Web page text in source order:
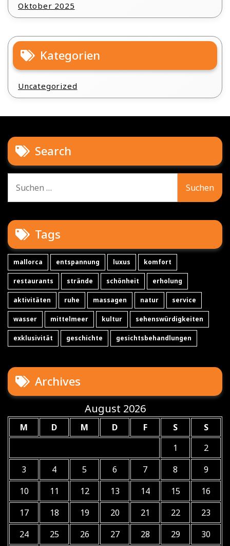
Oktober 2025
Kategorien
Uncategorized
Search
nach:
Tags
mallorca entspannung luxus komfort
restaurants strände schönheit erholung
aktivitäten ruhe massagen natur service
wasser mittelmeer kultur sehenswürdigkeiten
exklusivität geschichte gesichtsbehandlungen
Archives
August 2026
M D M D F S
S
1
2
3
4 5 6 7 8
9
10
11 12 13 14 15
16
17
18 19 20 21 22
23
24
25 26 27 28 29 30